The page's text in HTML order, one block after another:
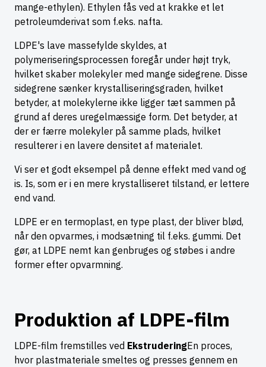
mange-ethylen). Ethylen fås ved at krakke et let
petroleumderivat som f.eks. nafta.
LDPE's lave massefylde skyldes, at
polymeriseringsprocessen foregår under højt tryk,
hvilket skaber molekyler med mange sidegrene. Disse
sidegrene sænker krystalliseringsgraden, hvilket
betyder, at molekylerne ikke ligger tæt sammen på
grund af deres uregelmæssige form. Det betyder, at
der er færre molekyler på samme plads, hvilket
resulterer i en lavere densitet af materialet.
Vi ser et godt eksempel på denne effekt med vand og
is. Is, som er i en mere krystalliseret tilstand, er lettere
end vand.
LDPE er en termoplast, en type plast, der bliver blød,
når den opvarmes, i modsætning til f.eks. gummi. Det
gør, at LDPE nemt kan genbruges og støbes i andre
former efter opvarmning.
Produktion af LDPE-film
LDPE-film fremstilles ved EkstruderingEn proces,
hvor plastmateriale smeltes og presses gennem en